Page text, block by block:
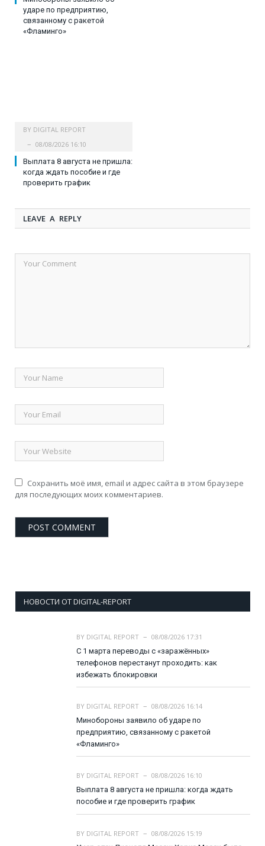
ударе по предприятию,
связанному с ракетой
«Фламинго»
BY DIGITAL REPORT
08/08/2026 16:10
Выплата 8 августа не пришла:
когда ждать пособие и где
проверить график
LEAVE A REPLY
Сохранить моё имя, email и адрес сайта в этом браузере
для последующих моих комментариев.
НОВОСТИ ОТ DIGITAL-REPORT
BY DIGITAL REPORT
08/08/2026 17:31
С 1 марта переводы с «заражённых»
телефонов перестанут проходить: как
избежать блокировки
BY DIGITAL REPORT
08/08/2026 16:14
Минобороны заявило об ударе по
предприятию, связанному с ракетой
«Фламинго»
BY DIGITAL REPORT
08/08/2026 16:10
Выплата 8 августа не пришла: когда ждать
пособие и где проверить график
BY DIGITAL REPORT
08/08/2026 15:19